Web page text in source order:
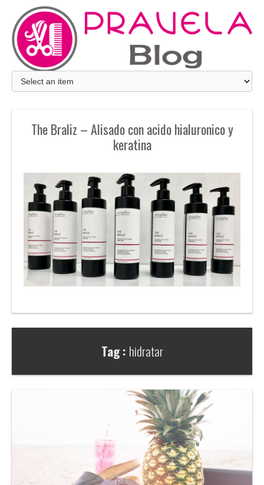
The Braliz – Alisado con acido hialuronico y
keratina
Tag : hidratar